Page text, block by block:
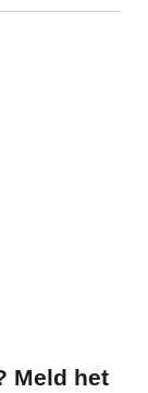
Meld het